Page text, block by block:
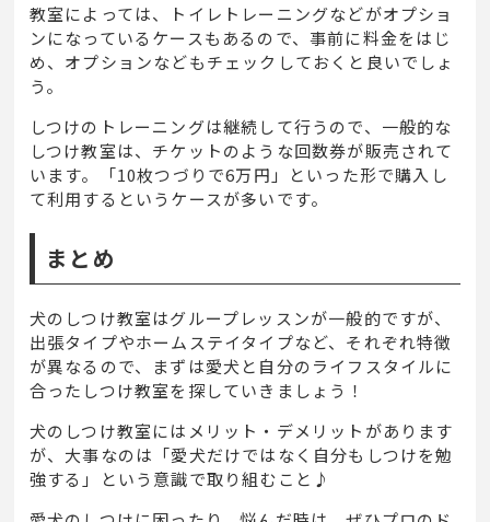
教室によっては、トイレトレーニングなどがオプショ
ンになっているケースもあるので、事前に料金をはじ
め、オプションなどもチェックしておくと良いでしょ
う。
しつけのトレーニングは継続して行うので、一般的な
しつけ教室は、チケットのような回数券が販売されて
います。「10枚つづりで6万円」といった形で購入し
て利用するというケースが多いです。
まとめ
犬のしつけ教室はグループレッスンが一般的ですが、
出張タイプやホームステイタイプなど、それぞれ特徴
が異なるので、まずは愛犬と自分のライフスタイルに
合ったしつけ教室を探していきましょう！
犬のしつけ教室にはメリット・デメリットがあります
が、大事なのは「愛犬だけではなく自分もしつけを勉
強する」という意識で取り組むこと♪